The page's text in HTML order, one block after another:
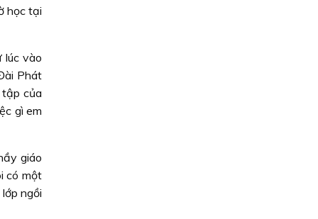
học tại
lúc vào
Phát
của
gì em
giáo
có một
ngồi